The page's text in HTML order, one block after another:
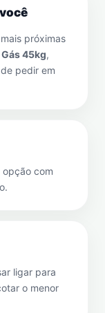
próximas
45kg,
pedir em
opção com
ligar para
o menor